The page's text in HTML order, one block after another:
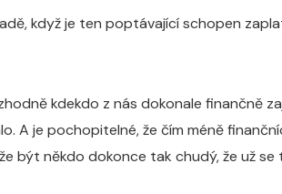
když je ten poptávající schopen
kdekdo z nás dokonale finančně
A je pochopitelné, že čím méně
být někdo dokonce tak chudý, že už